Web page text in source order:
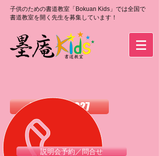
子供のための書道教室「Bokuan Kids」では全国で
書道教室を開く先生を募集しています！
0120-988-027
説明会予約／問合せ